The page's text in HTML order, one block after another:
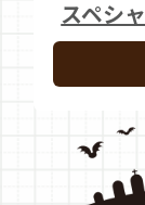
スペシ